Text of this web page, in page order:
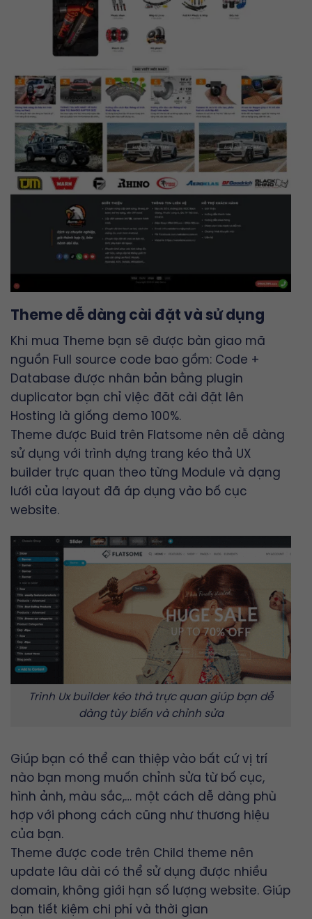
Theme dễ dàng cài đặt và sử dụng
Khi mua Theme bạn sẽ được bàn giao mã
nguồn Full source code bao gồm: Code +
Database được nhân bản bằng plugin
duplicator bạn chỉ việc đăt cài đặt lên
Hosting là giống demo 100%.
Theme được Buid trên Flatsome nên dễ dàng
sử dụng với trình dựng trang kéo thả UX
builder trực quan theo từng Module và dạng
lưới của layout đã áp dụng vào bố cục
website.
Trình Ux builder kéo thả trực quan giúp bạn dễ
dàng tùy biến và chỉnh sửa
Giúp bạn có thể can thiệp vào bất cứ vị trí
nào bạn mong muốn chỉnh sửa từ bố cục,
hình ảnh, màu sắc,… một cách dễ dàng phù
hợp với phong cách cũng như thương hiệu
của bạn.
Theme được code trên Child theme nên
update lâu dài có thể sử dụng được nhiều
domain, không giới hạn số lượng website. Giúp
bạn tiết kiệm chi phí và thời gian